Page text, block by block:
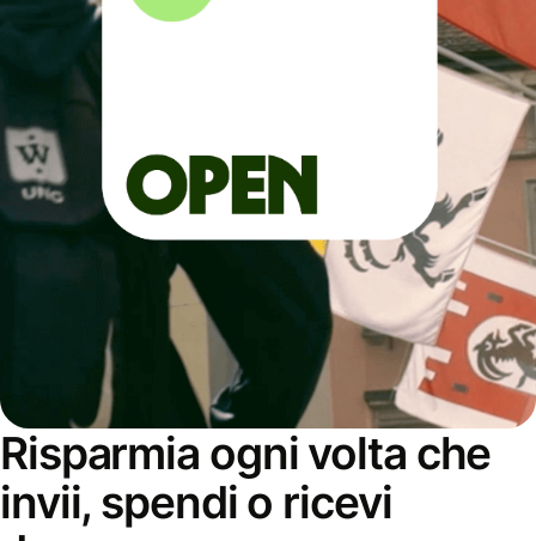
Risparmia ogni volta che
invii, spendi o ricevi